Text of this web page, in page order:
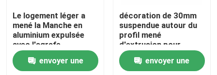
Contrôle de qualité
Contactez-nous
Le logement léger a
mené la Manche en
aluminium expulsée
avec l'agrafe
d'Endcaps de
couverture de PC
envoyer une
décoration de 30mm
suspendue autour du
profil mené
d'extrusion pour
l'éclairage de bureau
envoyer une